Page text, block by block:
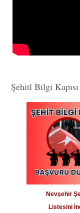
Şehitl Bilgi Kapısı
Nevşehir
Listesini